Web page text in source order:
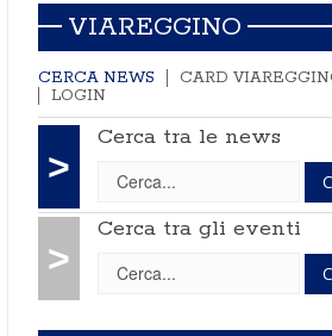
VIAREGGINO
CERCA NEWS
CARD
LOGIN
>
Cerca tra le news
>
Cerca tra gli eventi